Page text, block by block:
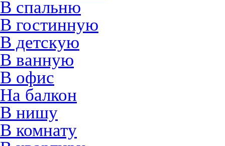
В спальню
В гостинную
В детскую
В ванную
В офис
На балкон
В нишу
В комнату